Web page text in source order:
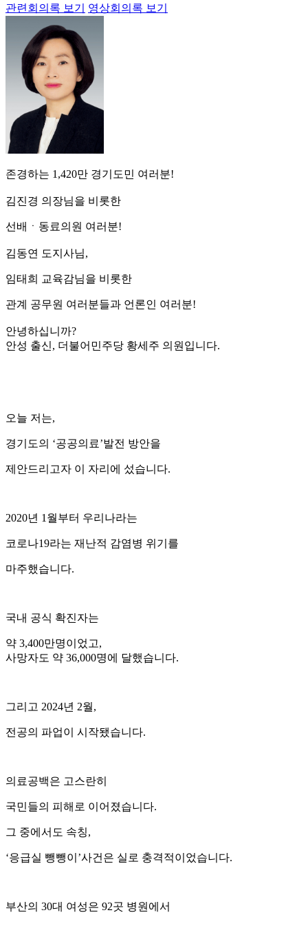
관련회의록 보기 영상회의록 보기
존경하는 1,420만 경기도민 여러분!
김진경 의장님을 비롯한
선배ㆍ동료의원 여러분!
김동연 도지사님,
임태희 교육감님을 비롯한
관계 공무원 여러분들과 언론인 여러분!
안녕하십니까?
안성 출신, 더불어민주당 황세주 의원입니다.
오늘 저는,
경기도의 ‘공공의료’발전 방안을
제안드리고자 이 자리에 섰습니다.
2020년 1월부터 우리나라는
코로나19라는 재난적 감염병 위기를
마주했습니다.
국내 공식 확진자는
약 3,400만명이었고,
사망자도 약 36,000명에 달했습니다.
그리고 2024년 2월,
전공의 파업이 시작됐습니다.
의료공백은 고스란히
국민들의 피해로 이어졌습니다.
그 중에서도 속칭,
‘응급실 뺑뺑이’사건은 실로 충격적이었습니다.
부산의 30대 여성은 92곳 병원에서